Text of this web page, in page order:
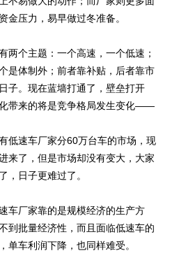
金压力，易早做过冬准备。
个主题：一个高速，一个低速；
是体制外；前者靠补贴，后者靠市
子。现在蓝墙打通了，壁垒打开
带来的将是竞争格局发生变化——
速车厂家分60万台车的市场，现
来了，但是市场却没有变大，大家
，日子更难过了。
厂家靠的是规模经济的生产方
到批量经济性，而且面临低速车的
单车利润下降，也同样难受。